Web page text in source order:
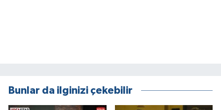
Bunlar da ilginizi çekebilir